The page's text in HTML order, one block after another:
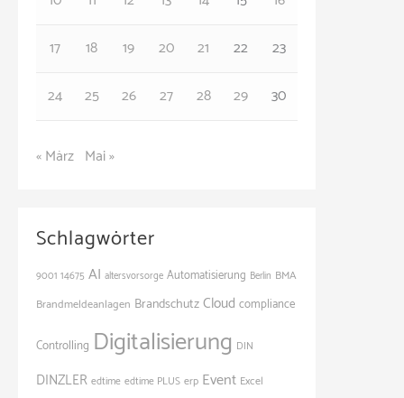
17
18 19 20 21 22
23
24
25 26 27 28 29 30
« März Mai »
Schlagwörter
9001 14675 AI altersvorsorge Automatisierung Berlin BMA
Brandmeldeanlagen BrandschutzCloud compliance
Controlling Digitalisierung DIN
DINZLER edtime edtime PLUS erp Event Excel